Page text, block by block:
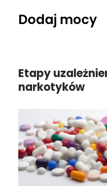
Dodaj mocy
Etapy
narkotyków